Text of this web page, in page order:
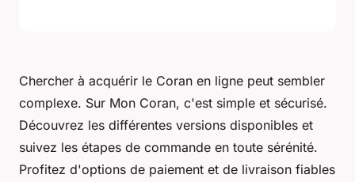
Chercher à acquérir le Coran en ligne peut sembler
complexe. Sur Mon Coran, c'est simple et sécurisé.
Découvrez les différentes versions disponibles et
suivez les étapes de commande en toute sérénité.
Profitez d'options de paiement et de livraison fiables